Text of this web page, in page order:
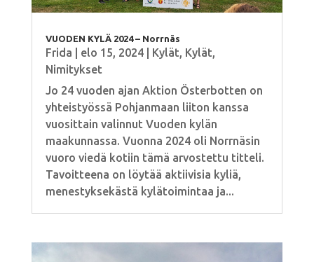
VUODEN KYLÄ 2024 – Norrnäs
Frida elo 15, 2024| Kylät, Kylät,
Nimitykset
Jo 24 vuoden ajan Aktion Österbotten on
yhteistyössä Pohjanmaan liiton kanssa
vuosittain valinnut Vuoden kylän
maakunnassa. Vuonna 2024 oli Norrnäsin
vuoro viedä kotiin tämä arvostettu titteli.
Tavoitteena on löytää aktiivisia kyliä,
menestyksekästä kylätoimintaa ja...